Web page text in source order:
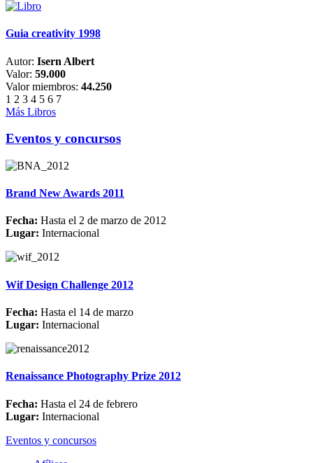
Guia creativity 1998
Autor: Isern Albert
Valor: 59.000
Valor miembros: 44.250
1 2 3 4 5 6 7
Más Libros
Eventos y concursos
Brand New Awards 2011
Fecha: Hasta el 2 de marzo de 2012
Lugar: Internacional
Wif Design Challenge 2012
Fecha: Hasta el 14 de marzo
Lugar: Internacional
Renaissance Photography Prize 2012
Fecha: Hasta el 24 de febrero
Lugar: Internacional
Eventos y concursos